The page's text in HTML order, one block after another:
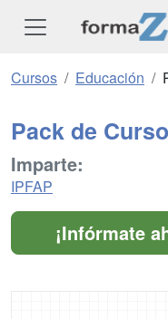
Cursos Educación
Pack de
Imparte:
IPFAP
¡Infórmate